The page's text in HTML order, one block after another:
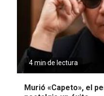
4 min de lectura
Murió «Capeto», el